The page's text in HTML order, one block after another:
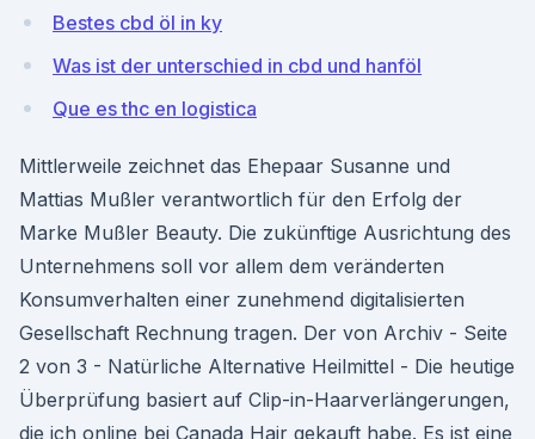
Bestes cbd öl in ky
Was ist der unterschied in cbd und hanföl
Que es thc en logistica
Mittlerweile zeichnet das Ehepaar Susanne und
Mattias Mußler verantwortlich für den Erfolg der
Marke Mußler Beauty. Die zukünftige Ausrichtung des
Unternehmens soll vor allem dem veränderten
Konsumverhalten einer zunehmend digitalisierten
Gesellschaft Rechnung tragen. Der von Archiv - Seite
2 von 3 - Natürliche Alternative Heilmittel - Die heutige
Überprüfung basiert auf Clip-in-Haarverlängerungen,
die ich online bei Canada Hair gekauft habe. Es ist eine